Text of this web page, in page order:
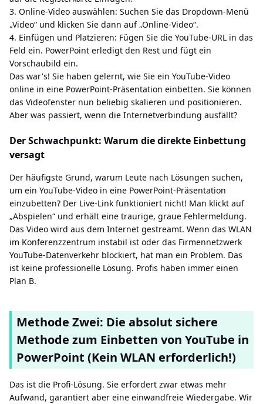
3. Online-Video auswählen: Suchen Sie das Dropdown-Menü
„Video“ und klicken Sie dann auf „Online-Video“.
4. Einfügen und Platzieren: Fügen Sie die YouTube-URL in das
Feld ein. PowerPoint erledigt den Rest und fügt ein
Vorschaubild ein.
Das war's! Sie haben gelernt, wie Sie ein YouTube-Video
online in eine PowerPoint-Präsentation einbetten. Sie können
das Videofenster nun beliebig skalieren und positionieren.
Aber was passiert, wenn die Internetverbindung ausfällt?
Der Schwachpunkt: Warum die direkte Einbettung
versagt
Der häufigste Grund, warum Leute nach Lösungen suchen,
um ein YouTube-Video in eine PowerPoint-Präsentation
einzubetten? Der Live-Link funktioniert nicht! Man klickt auf
„Abspielen“ und erhält eine traurige, graue Fehlermeldung.
Das Video wird aus dem Internet gestreamt. Wenn das WLAN
im Konferenzzentrum instabil ist oder das Firmennetzwerk
YouTube-Datenverkehr blockiert, hat man ein Problem. Das
ist keine professionelle Lösung. Profis haben immer einen
Plan B.
Methode Zwei: Die absolut sichere
Methode zum Einbetten von YouTube in
PowerPoint (Kein WLAN erforderlich!)
Das ist die Profi-Lösung. Sie erfordert zwar etwas mehr
Aufwand, garantiert aber eine einwandfreie Wiedergabe. Wir